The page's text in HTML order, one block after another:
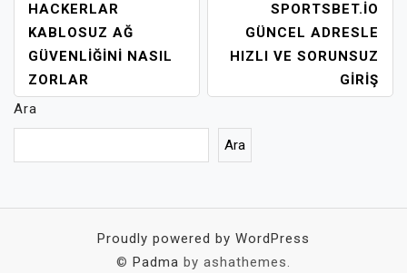
YAZI
GEZINMESI
HACKERLAR
KABLOSUZ AĞ
GÜVENLIĞINI NASIL
ZORLAR
SPORTSBET.IO
GÜNCEL ADRESLE
HIZLI VE SORUNSUZ
GIRIŞ
Ara
Ara
Proudly powered by WordPress
© Padma by ashathemes.